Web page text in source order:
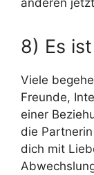
8) Es
Viele
Freunde,
einer
die
dich mit